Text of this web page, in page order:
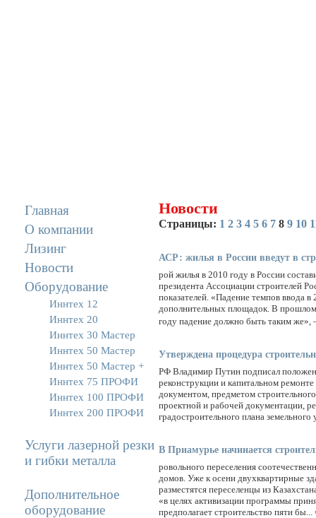
Главная
О компании
Лизинг
Новости
Оборудование
Иннтех 12
Иннтех 20
Иннтех 30 Мастер
Иннтех 50 Мастер
Иннтех 50 Мастер +
Иннтех 75 ПРОФИ
Иннтех 100 ПРОФИ
Иннтех 200 ПРОФИ
Услуги лазерной резки
и гибки металла
Дополнительное
оборудование
Новости
Страницы: 1 2 3 4 5 6 7 89 10
АСР: жилья в России введут в
рой жилья в 2010 году в России
президента Ассоциации строителей
показателей. «Падение темпов ввода
дополнительных площадок. В
году падение должно быть таким
Утверждена процедура
РФ Владимир Путин подписал
реконструкции и капитальном
документом, предметом
проектной и рабочей документации,
градостроительного плана
В Приамурье начинается
ровольного переселения
домов. Уже к осени двухквартирные
разместятся переселенцы из
«в целях активизации программы
предполагает строительство пяти бы...